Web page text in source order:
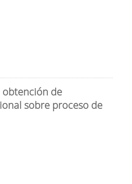
obtención de
sobre proceso de